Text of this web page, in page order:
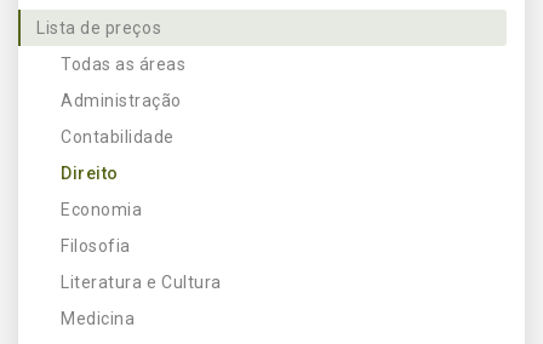
Lista de preços
Todas as áreas
Administração
Contabilidade
Direito
Economia
Filosofia
Literatura e Cultura
Medicina